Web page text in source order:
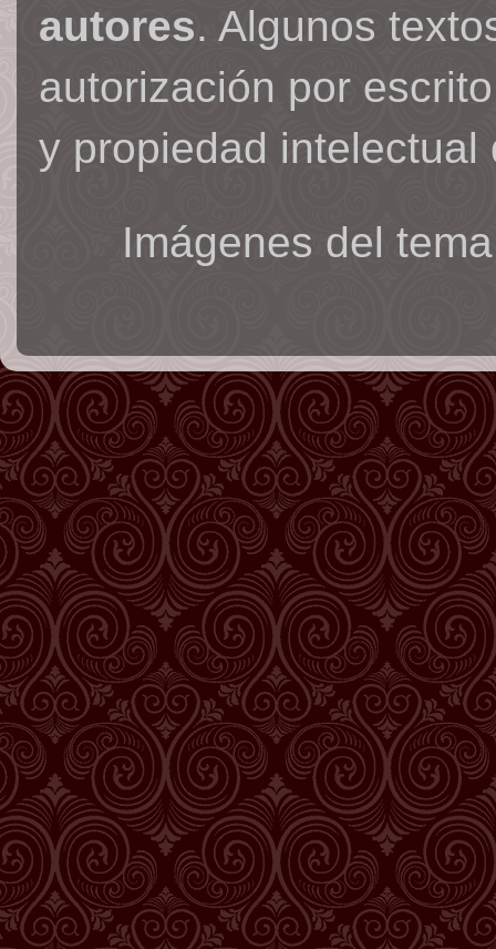
autores. Algunos
autorización por
y propiedad intelectual
Imágenes del